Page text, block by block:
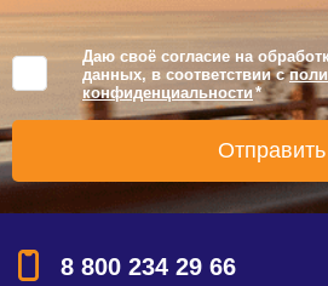
Даю своё согласие на
данных, в соответствии с
конфиденциальности *
8 800 234 29 66